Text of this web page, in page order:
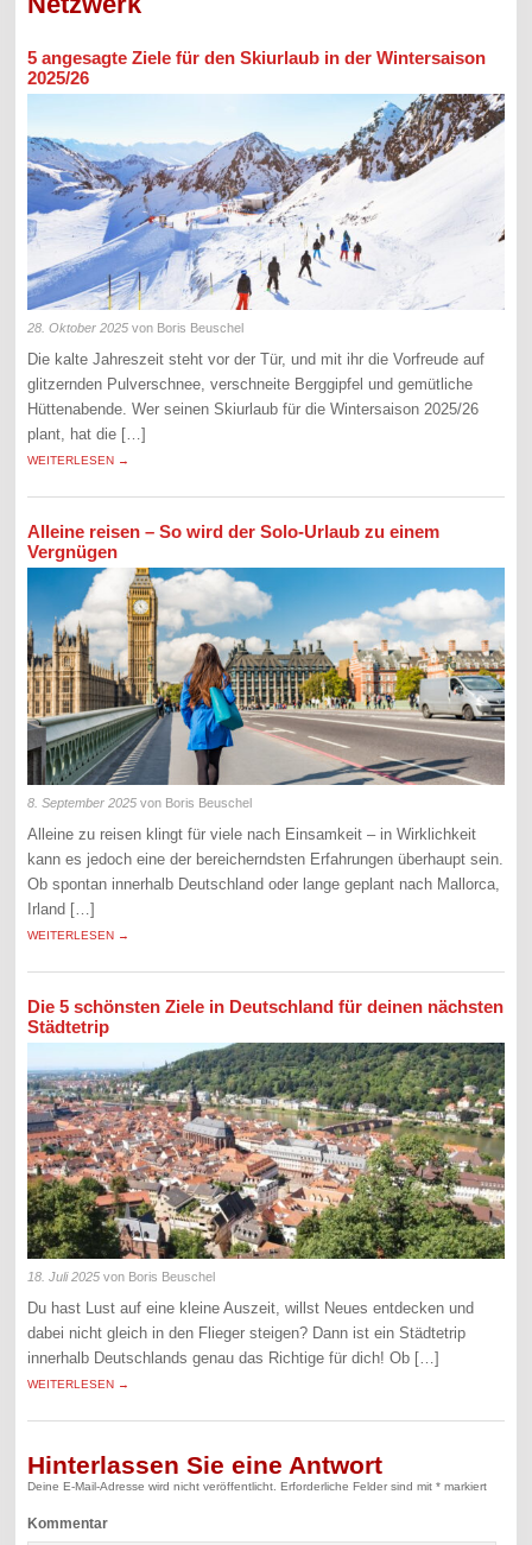
5 angesagte Ziele für den Skiurlaub in der Wintersaison
2025/26
28. Oktober 2025 von Boris Beuschel
Die kalte Jahreszeit steht vor der Tür, und mit ihr die Vorfreude auf
glitzernden Pulverschnee, verschneite Berggipfel und gemütliche
Hüttenabende. Wer seinen Skiurlaub für die Wintersaison 2025/26
plant, hat die […]
WEITERLESEN →
Alleine reisen – So wird der Solo-Urlaub zu einem
Vergnügen
8. September 2025 von Boris Beuschel
Alleine zu reisen klingt für viele nach Einsamkeit – in Wirklichkeit
kann es jedoch eine der bereicherndsten Erfahrungen überhaupt sein.
Ob spontan innerhalb Deutschland oder lange geplant nach Mallorca,
Irland […]
WEITERLESEN →
Die 5 schönsten Ziele in Deutschland für deinen nächsten
Städtetrip
18. Juli 2025 von Boris Beuschel
Du hast Lust auf eine kleine Auszeit, willst Neues entdecken und
dabei nicht gleich in den Flieger steigen? Dann ist ein Städtetrip
innerhalb Deutschlands genau das Richtige für dich! Ob […]
WEITERLESEN →
Hinterlassen Sie eine Antwort
Deine E-Mail-Adresse wird nicht veröffentlicht. Erforderliche Felder sind mit* markiert
Kommentar